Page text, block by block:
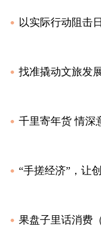
以实际行动阻击
找准撬动文旅发
千里寄年货 情深
“手搓经济”，让
果盘子里话消费